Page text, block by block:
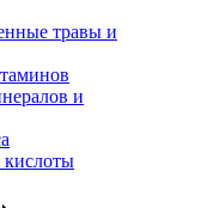
травы и
и